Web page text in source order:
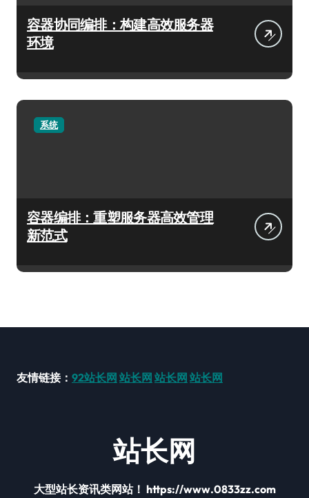
容器协同编排：构建高效服务器
环境
系统
容器编排：重塑服务器高效管理
新范式
友情链接： 92站长网 站长网 站长网 站长网
站长网
大型站长资讯类网站！ https://www.0833zz.com